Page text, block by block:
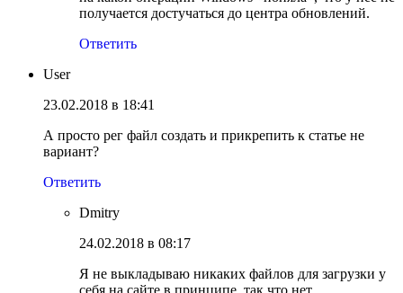
получается достучаться до центра обновлений.
Ответить
User
23.02.2018 в 18:41
А просто рег файл создать и прикрепить к статье не
вариант?
Ответить
Dmitry
24.02.2018 в 08:17
Я не выкладываю никаких файлов для загрузки у